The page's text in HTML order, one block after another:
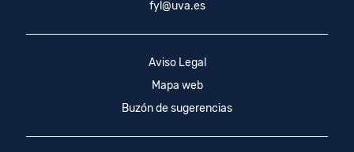
fyl@uva.es
Aviso Legal
Mapa web
Buzón de sugerencias